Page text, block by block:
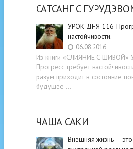
САТСАНГ C
УРОК ДНЯ 116:
настойчивости.
06.08.2016
Из книги «СЛИЯНИЕ С ШИВОЙ»
Прогресс требует
разум приходит в состояние
будущее …
ЧАША САКИ
Внешняя жизнь — это